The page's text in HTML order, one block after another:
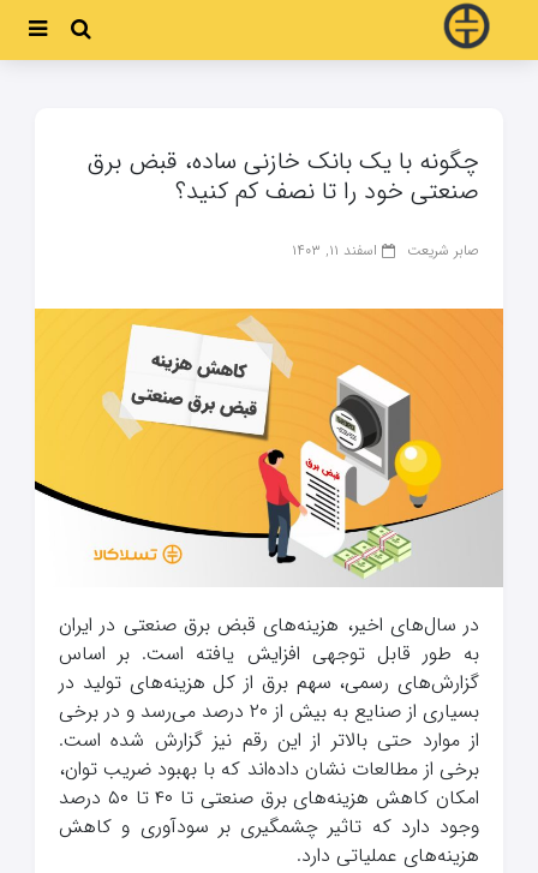
چگونه با یک بانک خازنی ساده، قبض برق
صنعتی خود را تا نصف کم کنید؟
صابر شریعت اسفند ۱۱, ۱۴۰۳
در سال‌های اخیر، هزینه‌های قبض برق صنعتی در ایران
به طور قابل توجهی افزایش یافته است. بر اساس
گزارش‌های رسمی، سهم برق از کل هزینه‌های تولید در
بسیاری از صنایع به بیش از ۲۰ درصد می‌رسد و در برخی
از موارد حتی بالاتر از این رقم نیز گزارش شده است.
برخی از مطالعات نشان داده‌اند که با بهبود ضریب توان،
امکان کاهش هزینه‌های برق صنعتی تا ۴۰ تا ۵۰ درصد
وجود دارد که تاثیر چشمگیری بر سودآوری و کاهش
هزینه‌های عملیاتی دارد.